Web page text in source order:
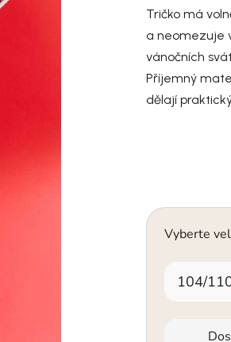
Tričko má
a neomezuje
vánočních
Příjemný
dělají
Vyberte
104/